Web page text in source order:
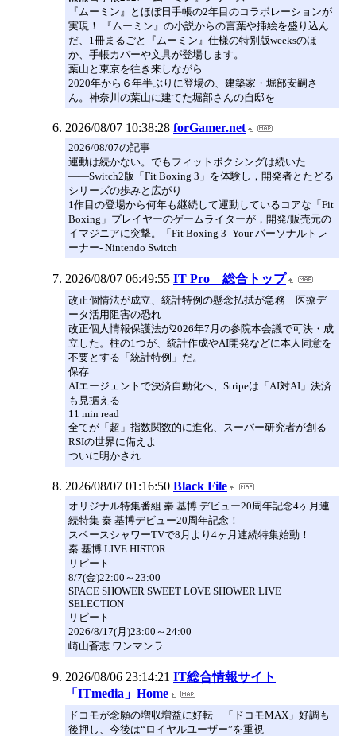
『ムーミン』とほぼ日手帳の2年目のコラボレーションが
実現！ 『ムーミン』の小説からの言葉や挿絵を盛り込ん
だ、1冊まるごと『ムーミン』仕様の特別版weeksのほ
か、手帳カバーや文具が登場します。
葉山と東京を往き来しながら
2020年から６年半ぶりに登場の、建築家・堀部安嗣さ
ん。神奈川の葉山に建てた堀部さんの自邸を
2026/08/07 10:38:28 forGamer.net
2026/08/07の記事
運動は続かない。でもフィットボクシングは続いた
――Switch2版「Fit Boxing 3」を体験し，開発者とたどる
シリーズの歩みと広がり
1作目の登場から何年も継続して運動しているコアな「Fit
Boxing」プレイヤーのゲームライターが，開発/販売元の
イマジニアに突撃。「Fit Boxing 3 -Your パーソナルトレ
ーナー- Nintendo Switch
2026/08/07 06:49:55 IT Pro 総合トップ
改正個情法が成立、統計特例の懸念払拭が急務 医療デ
ータ活用阻害の恐れ
改正個⼈情報保護法が2026年7月の参院本会議で可決・成
⽴した。柱の1つが、統計作成やAI開発などに本人同意を
不要とする「統計特例」だ。
保存
AIエージェントで決済自動化へ、Stripeは「AI対AI」決済
も見据える
11 min read
全てが「超」指数関数的に進化、スーパー研究者が創る
RSIの世界に備えよ
ついに明かされ
2026/08/07 01:16:50 Black File
オリジナル特集番組 秦 基博 デビュー20周年記念4ヶ月連
続特集 秦 基博デビュー20周年記念！
スペースシャワーTVで8月より4ヶ月連続特集始動！
秦 基博 LIVE HISTOR
リピート
8/7(金)22:00～23:00
SPACE SHOWER SWEET LOVE SHOWER LIVE
SELECTION
リピート
2026/8/17(月)23:00～24:00
崎山蒼志 ワンマンラ
2026/08/06 23:14:21 IT総合情報サイト
「ITmedia」Home
ドコモが念願の増収増益に好転 「ドコモMAX」好調も
後押し、今後は“ロイヤルユーザー”を重視